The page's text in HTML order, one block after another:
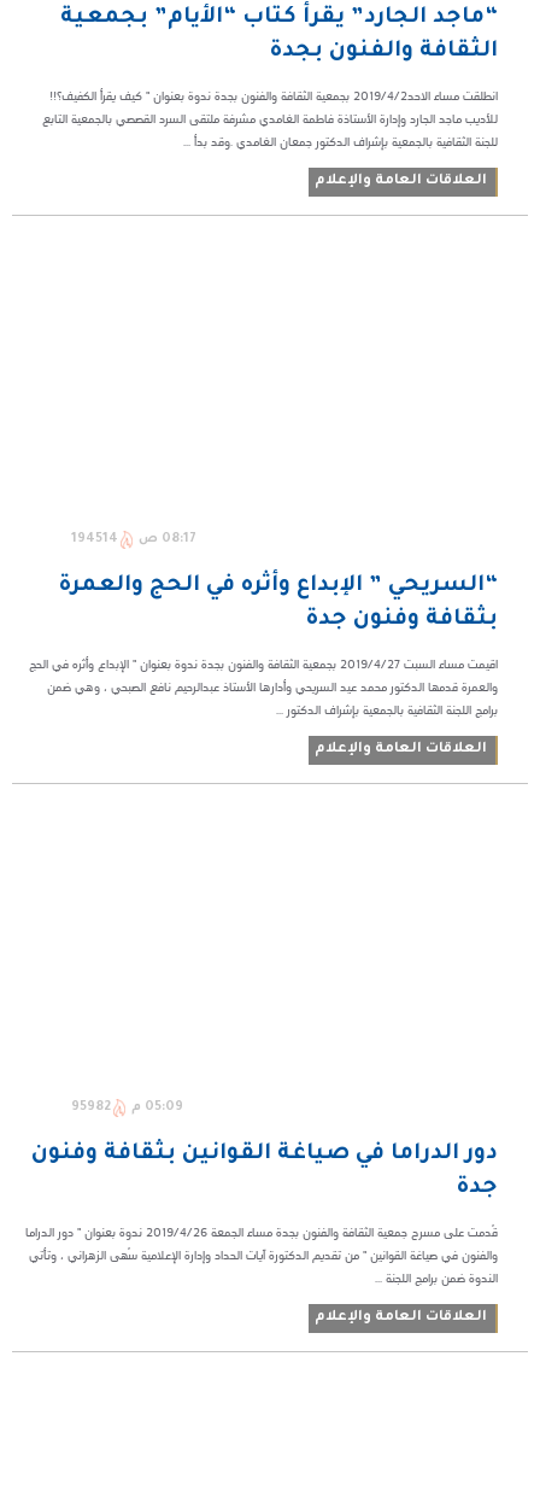
“ماجد الجارد” يقرأ كتاب “الأيام” بجمعية
الثقافة والفنون بجدة
انطلقت مساء الاحد2019/4/2 بجمعية الثقافة والفنون بجدة ندوة بعنوان " كيف يقرأ الكفيف؟!!
للأديب ماجد الجارد وإدارة الأستاذة فاطمة الغامدي مشرفة ملتقى السرد القصصي بالجمعية التابع
للجنة الثقافية بالجمعية بإشراف الدكتور جمعان الغامدي .وقد بدأ ...
العلاقات العامة والإعلام
08:17 ص 194514
“السريحي ” الإبداع وأثره في الحج والعمرة
بثقافة وفنون جدة
اقيمت مساء السبت 2019/4/27 بجمعية الثقافة والفنون بجدة ندوة بعنوان " الإبداع وأثره في الحج
والعمرة قدمها الدكتور محمد عيد السريحي وأدارها الأستاذ عبدالرحيم نافع الصبحي ، وهي ضمن
برامج اللجنة الثقافية بالجمعية بإشراف الدكتور ...
العلاقات العامة والإعلام
05:09 م 95982
دور الدراما في صياغة القوانين بثقافة وفنون
جدة
قُدمت على مسرح جمعية الثقافة والفنون بجدة مساء الجمعة 2019/4/26 ندوة بعنوان " دور الدراما
والفنون في صياغة القوانين " من تقديم الدكتورة آيات الحداد وإدارة الإعلامية سُهى الزهراني ، وتأتي
الندوة ضمن برامج اللجنة ...
العلاقات العامة والإعلام